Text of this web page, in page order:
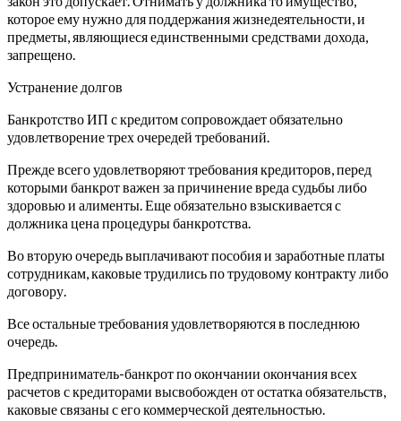
которое ему нужно для поддержания жизнедеятельности, и
предметы, являющиеся единственными средствами дохода,
запрещено.
Устранение долгов
Банкротство ИП с кредитом сопровождает обязательно
удовлетворение трех очередей требований.
Прежде всего удовлетворяют требования кредиторов, перед
которыми банкрот важен за причинение вреда судьбы либо
здоровью и алименты. Еще обязательно взыскивается с
должника цена процедуры банкротства.
Во вторую очередь выплачивают пособия и заработные платы
сотрудникам, каковые трудились по трудовому контракту либо
договору.
Все остальные требования удовлетворяются в последнюю
очередь.
Предприниматель-банкрот по окончании окончания всех
расчетов с кредиторами высвобожден от остатка обязательств,
каковые связаны с его коммерческой деятельностью.